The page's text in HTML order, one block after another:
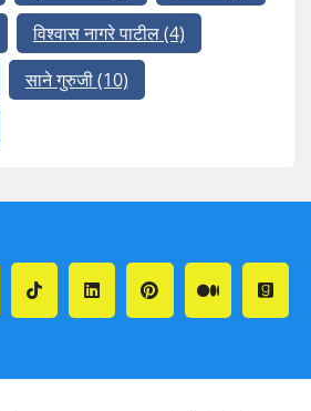
विश्वास नागरे पाटील(4)
साने गुरुजी(10)